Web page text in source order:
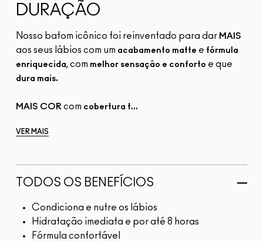
DURAÇÃO
Nosso batom icônico foi reinventado para dar MAIS
aos seus lábios com um acabamento matte e fórmula
enriquecida, com melhor sensação e conforto e que
dura mais.
MAIS COR com cobertura t...
VER MAIS
TODOS OS BENEFÍCIOS
Condiciona e nutre os lábios
Hidratação imediata e por até 8 horas
Fórmula confortável